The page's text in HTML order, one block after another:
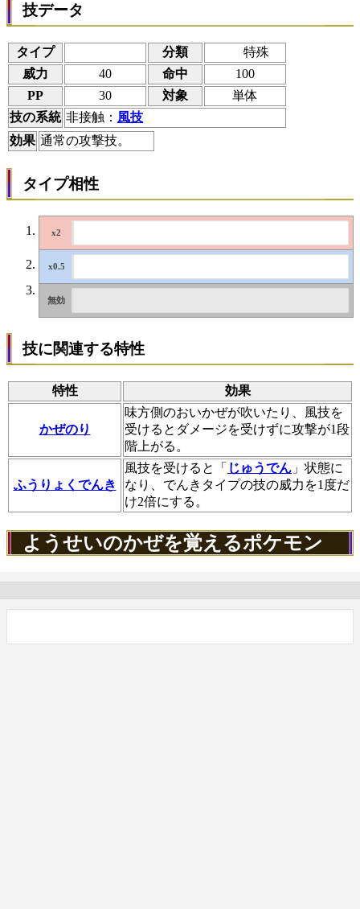
技データ
タイプ 分類
特殊
威力
40 命中
100
PP
30 対象
単体
技の系統 非接触： 風技
効果 通常の攻撃技。
タイプ相性
技に関連する特性
特性 効果
かぜのり
味方側のおいかぜが吹いたり、風技を
受けるとダメージを受けずに攻撃が1段
階上がる。
ふうりょくでんき
風技を受けると「 じゅうでん 」状態に
なり、でんきタイプの技の威力を1度だ
け2倍にする。
ようせいのかぜを覚えるポケモン